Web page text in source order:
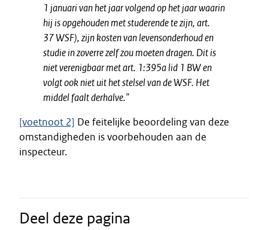
1 januari van het jaar volgend op het jaar waarin
hij is opgehouden met studerende te zijn, art.
37 WSF), zijn kosten van levensonderhoud en
studie in zoverre zelf zou moeten dragen. Dit is
niet verenigbaar met art. 1:395a lid 1 BW en
volgt ook niet uit het stelsel van de WSF. Het
middel faalt derhalve."
[voetnoot 2] De feitelijke beoordeling van deze
omstandigheden is voorbehouden aan de
inspecteur.
Deel deze pagina